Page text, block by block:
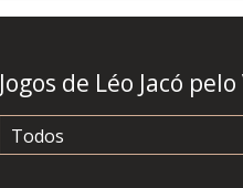
Jogos de Léo Jacó